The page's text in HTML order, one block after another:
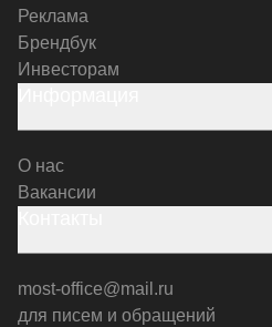
Реклама
Брендбук
Инвесторам
О нас
Вакансии
most-office@mail.ru
для писем и обращений